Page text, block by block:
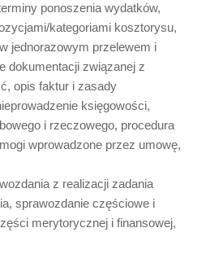
ponoszenia wydatków,
kategoriami kosztorysu,
jednorazowym przelewem i
dokumentacji związanej z
opis faktur i zasady
księgowości,
i rzeczowego, procedura
wprowadzone przez umowę,
z realizacji zadania
sprawozdanie częściowe i
merytorycznej i finansowej,